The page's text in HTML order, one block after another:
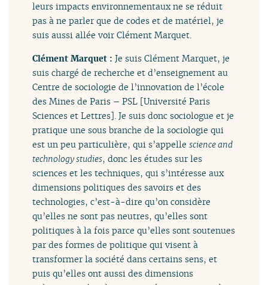
leurs impacts environnementaux ne se réduit
pas à ne parler que de codes et de matériel, je
suis aussi allée voir Clément Marquet.
Clément Marquet :Je suis Clément Marquet, je
suis chargé de recherche et d’enseignement au
Centre de sociologie de l’innovation de l’école
des Mines de Paris – PSL [Université Paris
Sciences et Lettres]. Je suis donc sociologue et je
pratique une sous branche de la sociologie qui
est un peu particulière, qui s’appellescience and
technology studies, donc les études sur les
sciences et les techniques, qui s’intéresse aux
dimensions politiques des savoirs et des
technologies, c’est-à-dire qu’on considère
qu’elles ne sont pas neutres, qu’elles sont
politiques à la fois parce qu’elles sont soutenues
par des formes de politique qui visent à
transformer la société dans certains sens, et
puis qu’elles ont aussi des dimensions